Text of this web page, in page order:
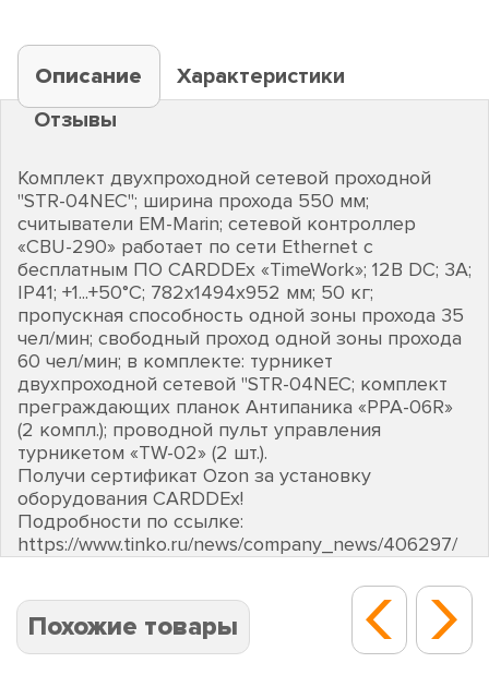
Описание
Характеристики
Отзывы
Комплект двухпроходной сетевой проходной
"STR-04NEC"; ширина прохода 550 мм;
считыватели EM-Marin; сетевой контроллер
«CBU-290» работает по сети Ethernet с
бесплатным ПО CARDDEх «TimeWork»; 12В DC; 3А;
IP41; +1...+50°C; 782х1494х952 мм; 50 кг;
пропускная способность одной зоны прохода 35
чел/мин; свободный проход одной зоны прохода
60 чел/мин; в комплекте: турникет
двухпроходной сетевой "STR-04NEC; комплект
преграждающих планок Антипаника «PPA-06R»
(2 компл.); проводной пульт управления
турникетом «TW-02» (2 шт.).
Получи сертификат Ozon за установку
оборудования CARDDEх!
Подробности по ссылке:
https://www.tinko.ru/news/company_news/406297/
Похожие товары